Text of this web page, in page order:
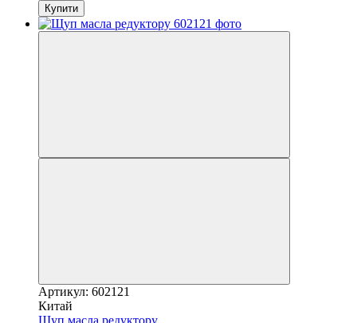
Купити
Артикул: 602121
Китай
Щуп масла редуктору